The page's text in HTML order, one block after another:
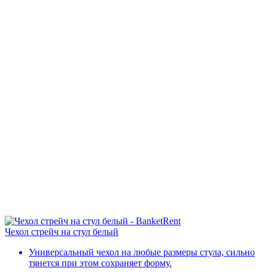
Чехол стрейч на стул белый
Универсальный чехол на любые размеры стула, сильно
тянется при этом сохраняет форму.